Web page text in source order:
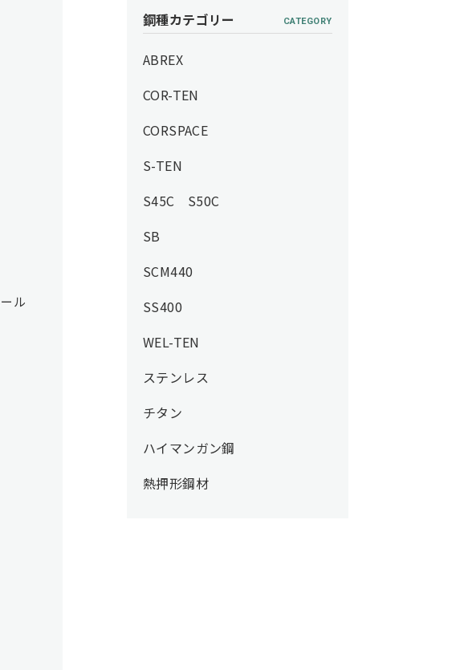
ル
鋼種カテゴリー CATEGORY
ABREX
COR-TEN
CORSPACE
S-TEN
S45C S50C
SB
SCM440
SS400
WEL-TEN
ステンレス
チタン
ハイマンガン鋼
熱押形鋼材